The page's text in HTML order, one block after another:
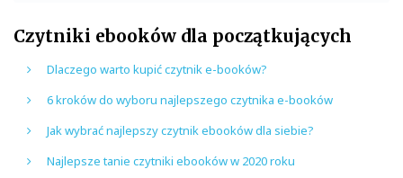
Czytniki ebooków dla początkujących
Dlaczego warto kupić czytnik e-booków?
6 kroków do wyboru najlepszego czytnika e-booków
Jak wybrać najlepszy czytnik ebooków dla siebie?
Najlepsze tanie czytniki ebooków w 2020 roku